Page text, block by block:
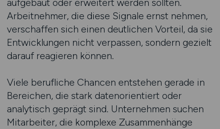
aufgebaut oder erweitert werden sollten.
Arbeitnehmer, die diese Signale ernst nehmen,
verschaffen sich einen deutlichen Vorteil, da sie
Entwicklungen nicht verpassen, sondern gezielt
darauf reagieren können.
Viele berufliche Chancen entstehen gerade in
Bereichen, die stark datenorientiert oder
analytisch geprägt sind. Unternehmen suchen
Mitarbeiter, die komplexe Zusammenhänge